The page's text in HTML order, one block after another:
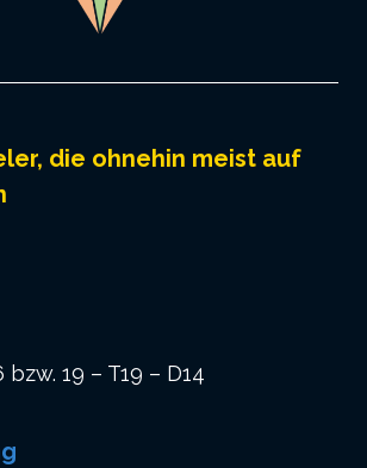
die ohnehin meist auf
bzw. 19 – T19 – D14